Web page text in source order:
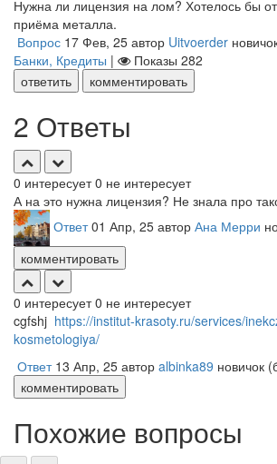
Нужна ли лицензия на лом? Хотелось бы
приёма металла.
Вопрос 17 Фев, 25 автор Uitvoerder
Банки, Кредиты | Показы 282
ответить
комментировать
2 Ответы
0 интересует 0 не интересует
А на это нужна лицензия? Не знала про
Ответ 01 Апр, 25 автор Ана Мерри
комментировать
0 интересует 0 не интересует
cgfshj https://institut-krasoty.ru/services/
kosmetologiya/
Ответ 13 Апр, 25 автор albinka89 новичок
комментировать
Похожие вопросы